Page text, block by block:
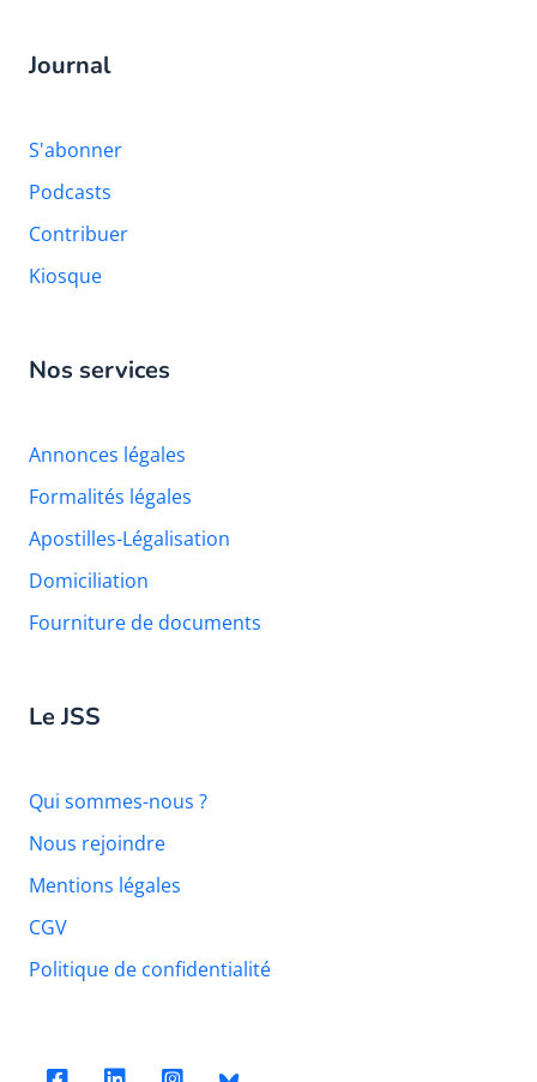
Journal
S'abonner
Podcasts
Contribuer
Kiosque
Nos services
Annonces légales
Formalités légales
Apostilles-Légalisation
Domiciliation
Fourniture de documents
Le JSS
Qui sommes-nous ?
Nous rejoindre
Mentions légales
CGV
Politique de confidentialité